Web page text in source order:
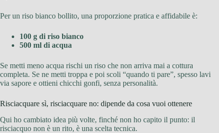
Per un riso bianco bollito, una proporzione pratica e affidabile è:
100 g di riso bianco
500 ml di acqua
Se metti meno acqua rischi un riso che non arriva mai a cottura
completa. Se ne metti troppa e poi scoli “quando ti pare”, spesso lavi
via sapore e ottieni chicchi gonfi, senza personalità.
Risciacquare sì, risciacquare no: dipende da cosa vuoi ottenere
Qui ho cambiato idea più volte, finché non ho capito il punto: il
risciacquo non è un rito, è una scelta tecnica.